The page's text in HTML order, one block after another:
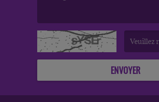
ENVOYER